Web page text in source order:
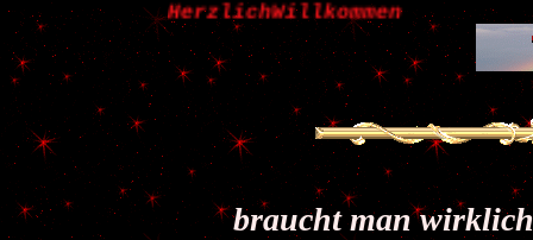
HerzlichWillkommen
braucht man